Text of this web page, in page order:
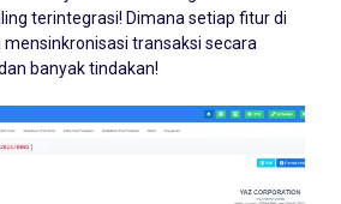
terintegrasi! Dimana setiap fitur di
transaksi secara
banyak tindakan!